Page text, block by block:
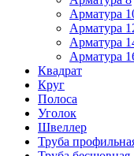
Арматура
Арматура
Арматура
Арматура
Квадрат
Круг
Полоса
Уголок
Швеллер
Труба